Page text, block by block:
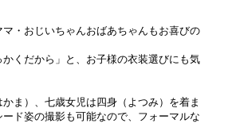
・おじいちゃんおばあちゃんもお喜びの
くだから」と、お子様の衣装選びにも気
ま）、七歳女児は四身（よつみ）を着ま
ド姿の撮影も可能なので、フォーマルな